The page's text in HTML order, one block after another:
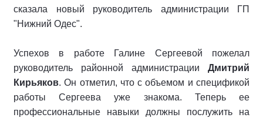
сказала новый руководитель администрации ГП
"Нижний Одес".
Успехов в работе Галине Сергеевой пожелал
руководитель районной администрации Дмитрий
Кирьяков. Он отметил, что с объемом и спецификой
работы Сергеева уже знакома. Теперь ее
профессиональные навыки должны послужить на